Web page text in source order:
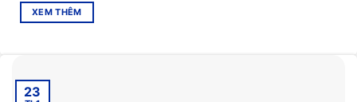
XEM THÊM
23